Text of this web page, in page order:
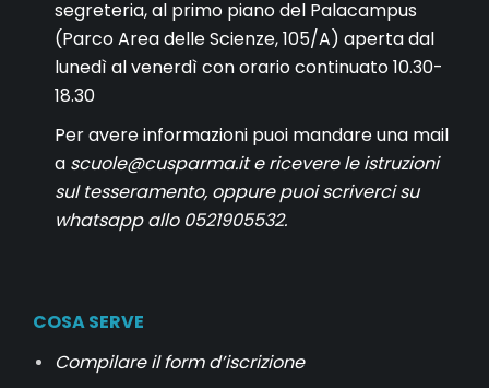
segreteria, al primo piano del Palacampus
(Parco Area delle Scienze, 105/A) aperta dal
lunedì al venerdì con orario continuato 10.30-
18.30
Per avere informazioni puoi mandare una mail
a scuole@cusparma.ite ricevere le istruzioni
sul tesseramento, oppure puoi scriverci su
whatsapp allo 0521905532.
COSA SERVE
Compilare il form d’iscrizione